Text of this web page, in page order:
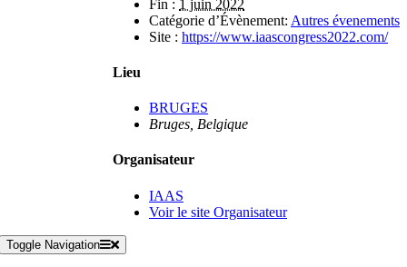
Fin : 1 juin 2022
Catégorie d’Évènement: Autres évenements
Site : https://www.iaascongress2022.com/
Lieu
BRUGES
Bruges Belgique
Organisateur
IAAS
Voir le site Organisateur
Toggle Navigation